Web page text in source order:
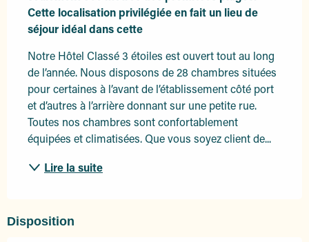
Cette localisation privilégiée en fait un lieu de
séjour idéal dans cette
Notre Hôtel Classé 3 étoiles est ouvert tout au long
de l’année. Nous disposons de 28 chambres situées
pour certaines à l’avant de l’établissement côté port
et d’autres à l’arrière donnant sur une petite rue.
Toutes nos chambres sont confortablement
équipées et climatisées. Que vous soyez client de...
Lire la suite
Disposition